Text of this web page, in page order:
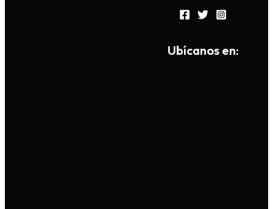
Ubícanos en: